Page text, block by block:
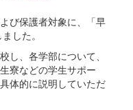
び保護者対象に、「早
した。
し、各学部について、
寮などの学生サポー
体的に説明していただ